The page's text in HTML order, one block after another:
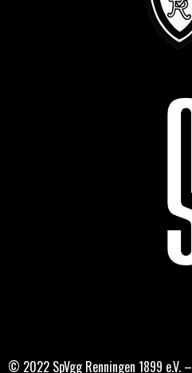
© 2022 SpVgg Renningen 1899 e.V. –